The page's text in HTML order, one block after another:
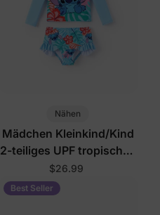
Nähen
Mädchen Kleinkind/Kind
2-teiliges UPF tropisches
Badeanzug-Set Blau
$26.99
Best Seller